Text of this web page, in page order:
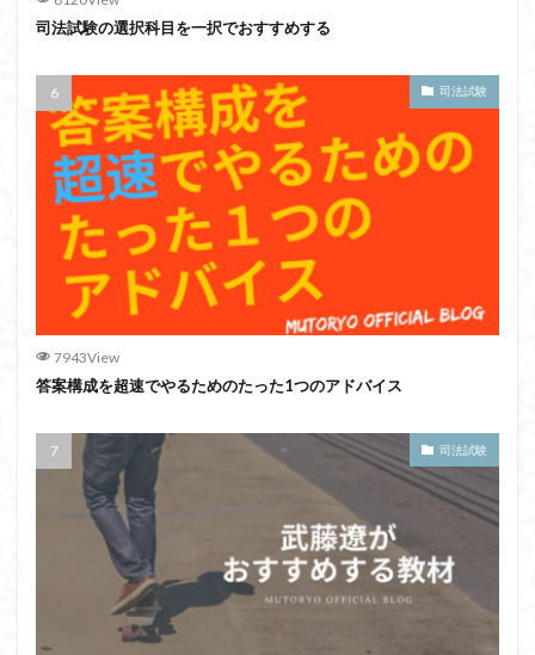
司法試験の選択科目を一択でおすすめする
司法試験
7943View
答案構成を超速でやるためのたった1つのアドバイス
司法試験